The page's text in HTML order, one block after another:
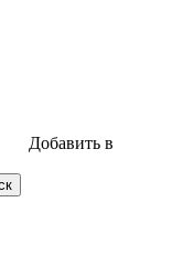
Добавить в